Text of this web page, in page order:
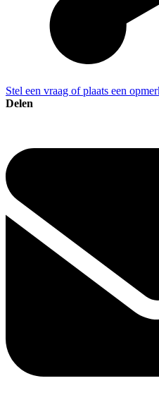
Stel een vraag of plaats een
Delen